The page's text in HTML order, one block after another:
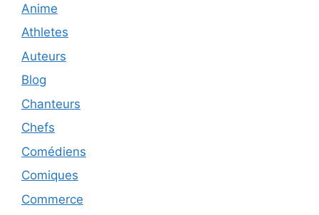
Anime
Athletes
Auteurs
Blog
Chanteurs
Chefs
Comédiens
Comiques
Commerce